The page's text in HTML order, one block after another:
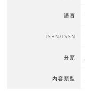
語言
ISBN/ISSN
分類
內容類型